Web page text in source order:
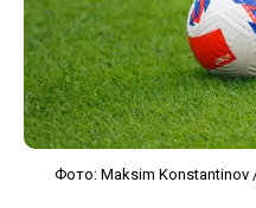
Фото: Maksim Konstantinov